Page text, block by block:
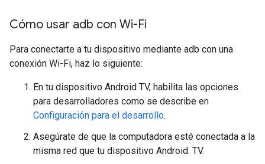
Cómo usar adb con Wi-Fi
Para conectarte a tu dispositivo mediante adb con una
conexión Wi-Fi, haz lo siguiente:
En tu dispositivo Android TV, habilita las opciones
para desarrolladores como se describe en
Configuración para el desarrollo.
Asegúrate de que la computadora esté conectada a la
misma red que tu dispositivo Android. TV.